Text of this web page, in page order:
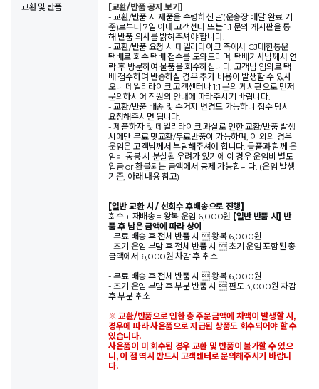
교환 및 반품
[교환/반품 공지 보기]
- 교환/반품 시 제품을 수령하신 날(운송장 배달 완료 기
준)로부터 7일 이내 고객센터 또는 1:1 문의 게시판을 통
해 반품 의사를 밝혀주셔야 합니다.
- 교환/반품 요청 시 데일리라이크 측에서 CJ대한통운
택배로 회수 택배 접수를 도와드리며, 택배기사님께서 연
락 후 방문하여 물품을 회수하십니다. 고객님 임의로 택
배 접수하여 반송하실 경우 추가 비용이 발생할 수 있사
오니 데일리라이크 고객센터나 1:1 문의 게시판으로 먼저
문의하시어 직원의 안내에 따라주시기 바랍니다.
- 교환/반품 배송 및 수거지 변경도 가능하니 접수 당시
요청해주시면 됩니다.
- 제품하자 및 데일리라이크 과실로 인한 교환/반품 발생
시에만 무료 맞교환/무료반품이 가능하며, 이 외의 경우
운임은 고객님께서 부담해주셔야 합니다. 물품과 함께 운
임비 동봉 시 분실될 우려가 있기에 이 경우 운임비 별도
입금 or 환불되는 금액에서 공제 가능합니다. (운임 발생
기준, 아래 내용 참고)
[일반 교환 시 / 선회수 후배송으로 진행]
회수 + 재배송 = 왕복 운임 6,000원 [일반 반품 시] 반
품 후 남은 금액에 따라 상이
- 무료 배송 후 전체 반품 시  왕복 6,000원
- 초기 운임 부담 후 전체 반품 시  초기 운임 포함된 총
금액에서 6,000원 차감 후 취소
- 무료 배송 후 전체 반품 시  왕복 6,000원
- 초기 운임 부담 후 부분 반품 시  편도 3,000원 차감
후 부분 취소
※ 교환/반품으로 인한 총 주문금액에 차액이 발생할 시,
경우에 따라 사은품으로 지급된 상품도 회수되어야 할 수
있습니다.
사은품이 미 회수된 경우 교환 및 반품이 불가할 수 있으
니, 이 점 역시 반드시 고객센터로 문의해주시기 바랍니
다.